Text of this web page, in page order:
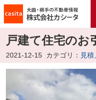
戸建て住宅のお
2021-12-15 カテゴリ： 見